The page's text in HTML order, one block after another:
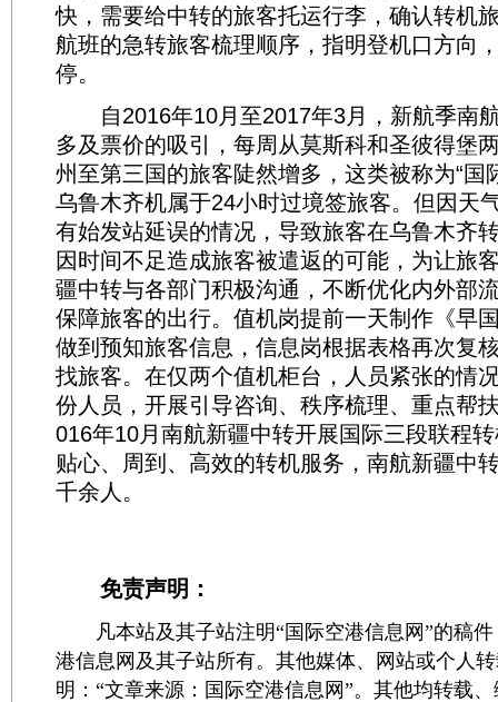
快，需要给中转的旅客托运行李，确认转机
航班的急转旅客梳理顺序，指明登机口方向
停。
自2016年10月至2017年3月，新航季南
多及票价的吸引，每周从莫斯科和圣彼得堡
州至第三国的旅客陡然增多，这类被称为“国
乌鲁木齐机属于24小时过境签旅客。但因天
有始发站延误的情况，导致旅客在乌鲁木齐
因时间不足造成旅客被遣返的可能，为让旅
疆中转与各部门积极沟通，不断优化内外部
保障旅客的出行。值机岗提前一天制作《早
做到预知旅客信息，信息岗根据表格再次复
找旅客。在仅两个值机柜台，人员紧张的情
份人员，开展引导咨询、秩序梳理、重点帮
016年10月南航新疆中转开展国际三段联程
贴心、周到、高效的转机服务，南航新疆中
千余人。
免责声明：
凡本站及其子站注明“国际空港信息网”的稿件
港信息网及其子站所有。其他媒体、网站或个人
明：“文章来源：国际空港信息网”。其他均转载